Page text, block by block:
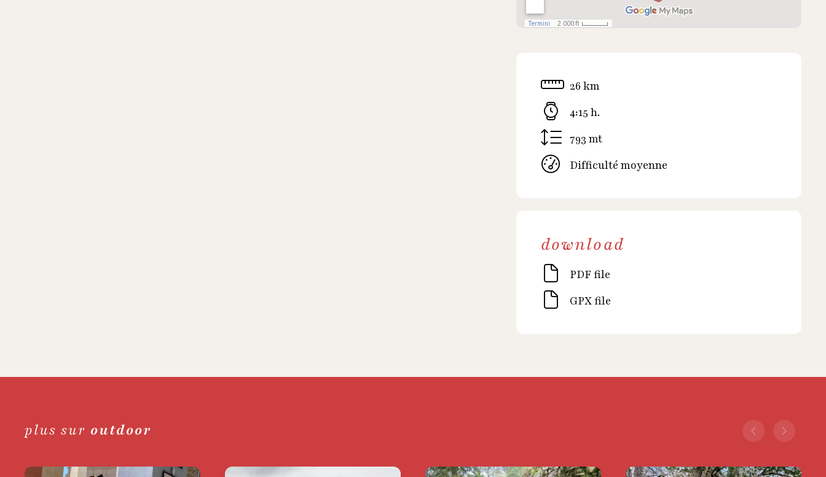
26 km
4:15 h.
793 mt
Difficulté moyenne
download
PDF file
GPX file
plus sur outdoor